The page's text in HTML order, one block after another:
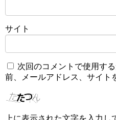
サイト
次回のコメントで使用す
前、メールアドレス、サイト
上に表示された文字を入力し